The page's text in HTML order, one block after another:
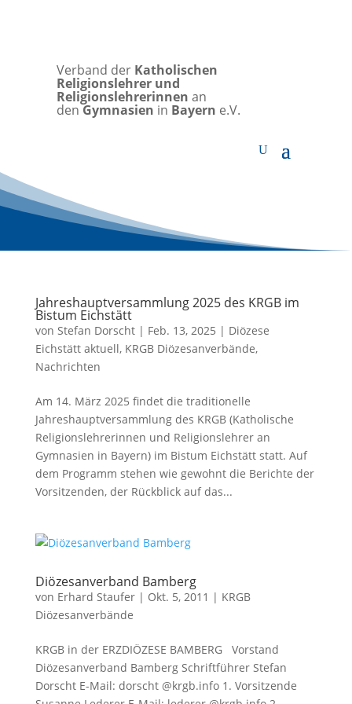
Verband der Katholischen
Religionslehrer und
Religionslehrerinnen an
denGymnasien in Bayern e.V.
Jahreshauptversammlung 2025 des KRGB im
Bistum Eichstätt
von Stefan Dorscht| Feb. 13, 2025 | Diözese
Eichstätt aktuell, KRGB Diözesanverbände,
Nachrichten
Am 14. März 2025 findet die traditionelle
Jahreshauptversammlung des KRGB (Katholische
Religionslehrerinnen und Religionslehrer an
Gymnasien in Bayern) im Bistum Eichstätt statt. Auf
dem Programm stehen wie gewohnt die Berichte der
Vorsitzenden, der Rückblick auf das...
Diözesanverband Bamberg
von Erhard Staufer| Okt. 5, 2011 | KRGB
Diözesanverbände
KRGB in der ERZDIÖZESE BAMBERG Vorstand
Diözesanverband Bamberg Schriftführer Stefan
Dorscht E-Mail: dorscht @krgb.info 1. Vorsitzende